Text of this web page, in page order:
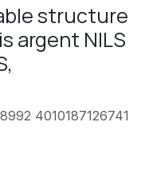
structure
argent NILS
4010187126741